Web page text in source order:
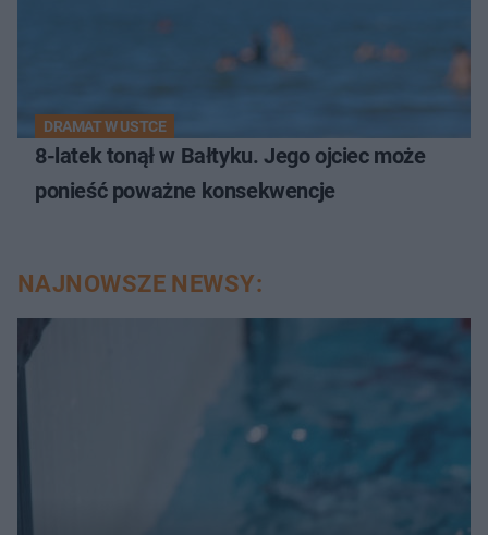
DRAMAT W USTCE
8-latek tonął w Bałtyku. Jego ojciec może
ponieść poważne konsekwencje
NAJNOWSZE NEWSY: